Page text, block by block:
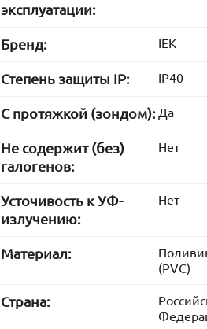
эксплуатации:
Бренд: IEK
Степень защиты IP: IP40
С протяжкой (зондом): Да
Не содержит (без)
галогенов:
Нет
Усточивость к УФ-
излучению:
Нет
Материал:
(PVC)
Страна: